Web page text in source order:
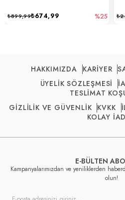
₺674,99
₺899,99 %25
HAKKIMIZDA KARİYER
ÜYELİK SÖZLEŞMESİ
TESLİMAT
GİZLİLİK VE GÜVENLİK KVKK
KOLAY
E-BÜLTEN
Kampanyalarımızdan ve yeniliklerden
olun!